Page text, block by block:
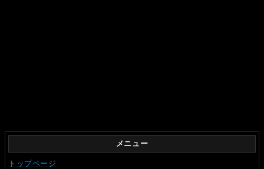
メニュー
トップページ